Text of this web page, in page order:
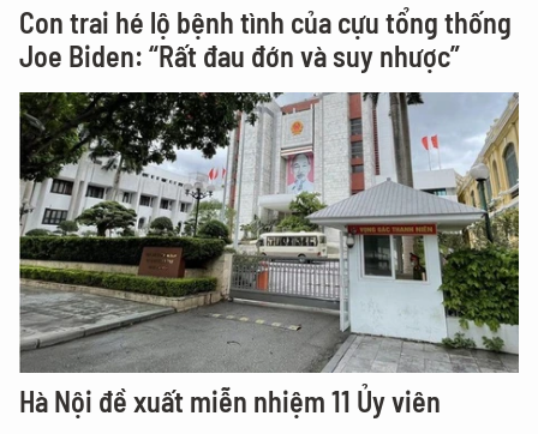
Con trai hé lộ bệnh tình của cựu tổng thống
Joe Biden: “Rất đau đớn và suy nhược”
Hà Nội đề xuất miễn nhiệm 11 Ủy viên